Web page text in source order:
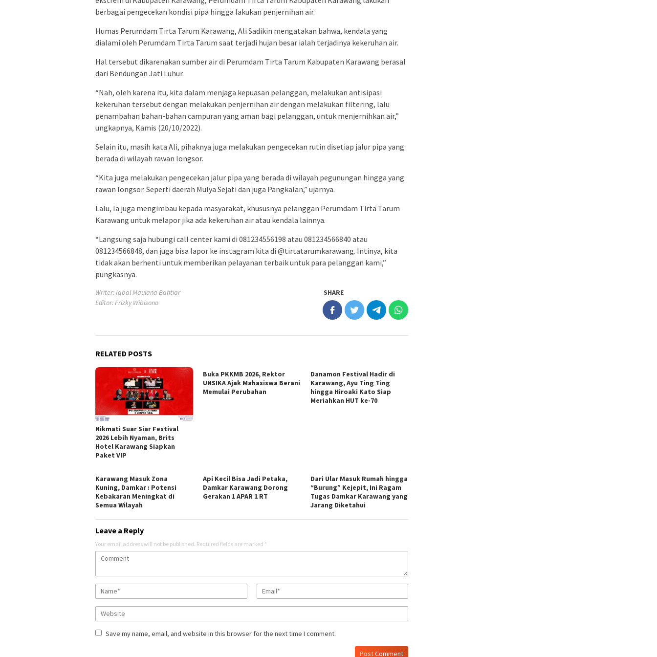
berbagai pengecekan kondisi pipa hingga lakukan penjernihan air.
Humas Perumdam Tirta Tarum Karawang, Ali Sadikin mengatakan bahwa, kendala yang
dialami oleh Perumdam Tirta Tarum saat terjadi hujan besar ialah terjadinya kekeruhan air.
Hal tersebut dikarenakan sumber air di Perumdam Tirta Tarum Kabupaten Karawang berasal
dari Bendungan Jati Luhur.
“Nah, oleh karena itu, kita dalam menjaga kepuasan pelanggan, melakukan antisipasi
kekeruhan tersebut dengan melakukan penjernihan air dengan melakukan filtering, lalu
penambahan bahan-bahan campuran yang aman bagi pelanggan, untuk menjernihkan air,”
ungkapnya, Kamis (20/10/2022).
Selain itu, masih kata Ali, pihaknya juga melakukan pengecekan rutin disetiap jalur pipa yang
berada di wilayah rawan longsor.
“Kita juga melakukan pengecekan jalur pipa yang berada di wilayah pegunungan hingga yang
rawan longsor. Seperti daerah Mulya Sejati dan juga Pangkalan,” ujarnya.
Lalu, Ia juga mengimbau kepada masyarakat, khususnya pelanggan Perumdam Tirta Tarum
Karawang untuk melapor jika ada kekeruhan air atau kendala lainnya.
“Langsung saja hubungi call center kami di 081234556198 atau 081234566840 atau
081234566848, dan juga bisa lapor ke instagram kita di @tirtatarumkarawang. Intinya, kita
tidak akan berhenti untuk memberikan pelayanan terbaik untuk para pelanggan kami,”
pungkasnya.
Writer: Iqbal Maulana Bahtiar
Editor: Frizky Wibisono
SHARE
RELATED POSTS
Nikmati Suar Siar Festival
2026 Lebih Nyaman, Brits
Hotel Karawang Siapkan
Paket VIP
Buka PKKMB 2026, Rektor
UNSIKA Ajak Mahasiswa Berani
Memulai Perubahan
Danamon Festival Hadir di
Karawang, Ayu Ting Ting
hingga Hiroaki Kato Siap
Meriahkan HUT ke-70
Karawang Masuk Zona
Kuning, Damkar : Potensi
Kebakaran Meningkat di
Semua Wilayah
Api Kecil Bisa Jadi Petaka,
Damkar Karawang Dorong
Gerakan 1 APAR 1 RT
Dari Ular Masuk Rumah hingga
“Burung” Kejepit, Ini Ragam
Tugas Damkar Karawang yang
Jarang Diketahui
Leave a Reply
Your email address will not be published. Required fields are marked *
Save my name, email, and website in this browser for the next time I comment.